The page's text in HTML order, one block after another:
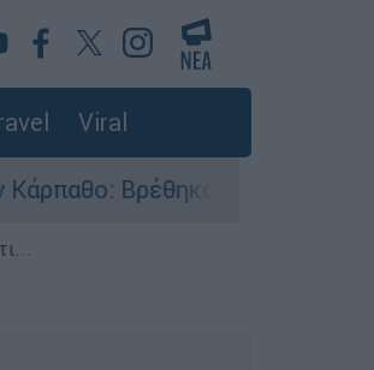
Viral
παλιά πυρομαχικά στο